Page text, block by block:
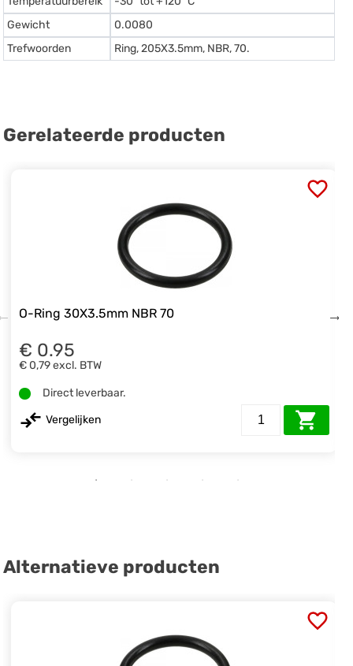
Gewicht
0.0080
Trefwoorden
Ring, 205X3.5mm, NBR, 70.
Gerelateerde producten
O-Ring 30X3.5mm NBR 70
€ 0.95
€ 0,79excl. BTW
Direct leverbaar.
Vergelijken
Alternatieve producten